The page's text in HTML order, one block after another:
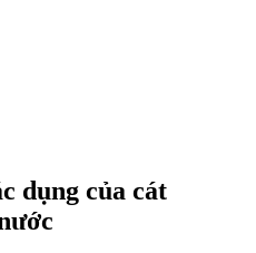
dụng của cát